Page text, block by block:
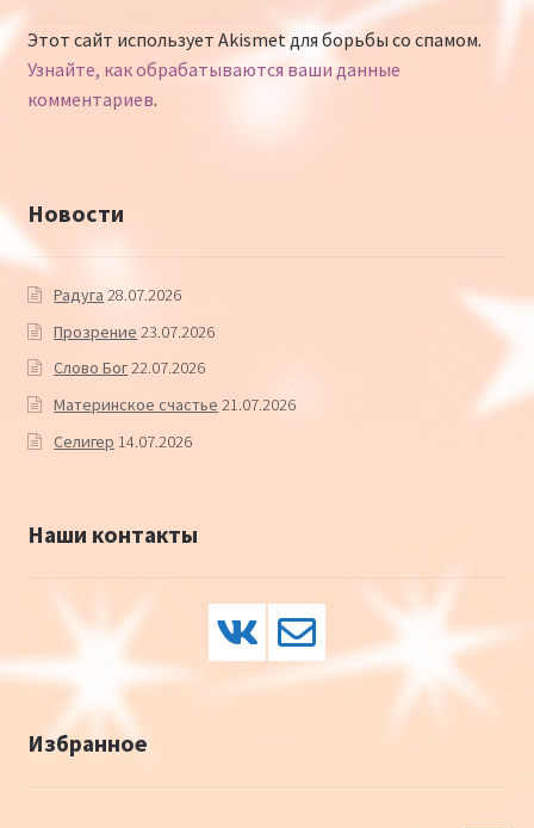
Этот сайт использует Akismet для борьбы со спамом.
Узнайте, как обрабатываются ваши данные
комментариев.
Новости
Радуга 28.07.2026
Прозрение 23.07.2026
Слово Бог22.07.2026
Материнское счастье 21.07.2026
Селигер 14.07.2026
Наши контакты
Избранное